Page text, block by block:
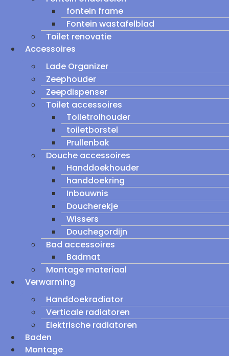
fontein frame
Fontein wastafelblad
Toilet renovatie
Accessoires
Lade Organizer
Zeephouder
Zeepdispenser
Toilet accessoires
Toiletrolhouder
toiletborstel
Prullenbak
Douche accessoires
Handdoekhouder
handdoekring
Inbouwnis
Doucherekje
Wissers
Douchegordijn
Bad accessoires
Badmat
Montage materiaal
Verwarming
Handdoekradiator
Verticale radiatoren
Elektrische radiatoren
Baden
Montage